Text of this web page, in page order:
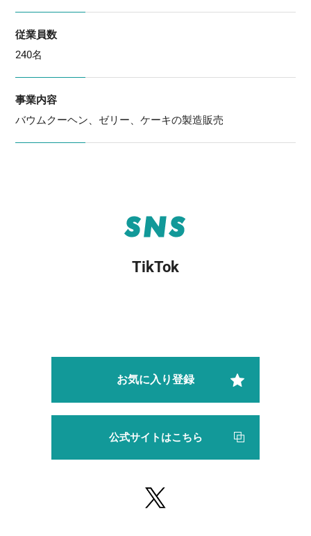
従業員数
240名
事業内容
バウムクーヘン、ゼリー、ケーキの製造販売
SNS
TikTok
お気に入り登録
公式サイトはこちら